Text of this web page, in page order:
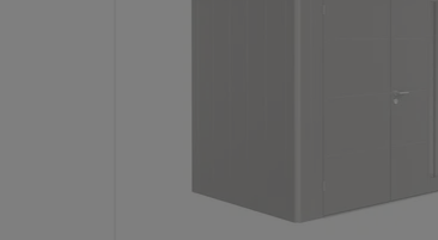
Trzy warianty kolorystyczne